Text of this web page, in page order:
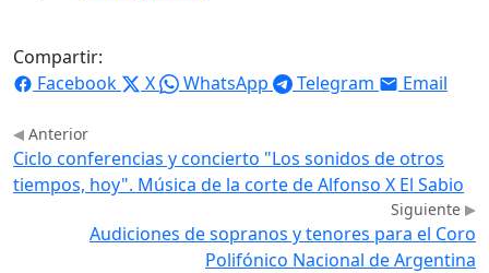
Compartir:
Facebook
X WhatsApp Telegram Email
Anterior
Ciclo conferencias y concierto "Los sonidos de otros
tiempos, hoy". Música de la corte de Alfonso X El Sabio
Siguiente
Audiciones de sopranos y tenores para el Coro
Polifónico Nacional de Argentina